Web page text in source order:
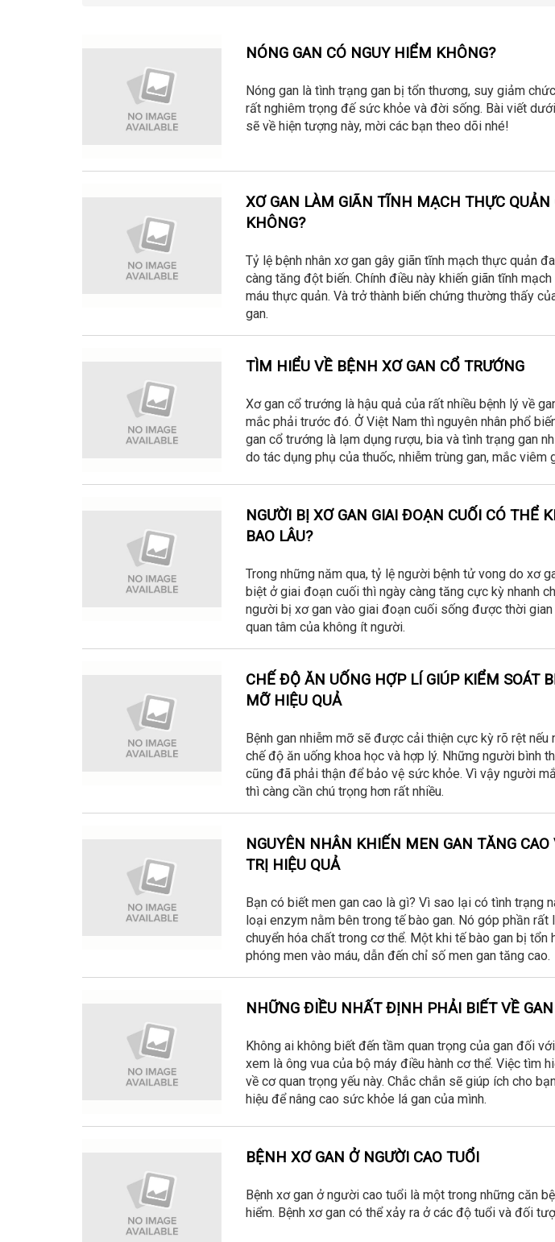
NÓNG GAN CÓ NGUY HIỂM KHÔNG?
Nóng gan là tình trạng gan bị tổn thương, suy giảm
rất nghiêm trọng đế sức khỏe và đời sống. Bài viết
sẽ về hiện tượng này, mời các bạn theo dõi nhé!
XƠ GAN LÀM GIÃN TĨNH MẠCH THỰC QUẢN
KHÔNG?
Tỷ lệ bệnh nhân xơ gan gây giãn tĩnh mạch thực quản
càng tăng đột biến. Chính điều này khiến giãn tĩnh
máu thực quản. Và trở thành biến chứng thường thấy
gan.
TÌM HIỂU VỀ BỆNH XƠ GAN CỔ TRƯỚNG
Xơ gan cổ trướng là hậu quả của rất nhiều bệnh lý về
mắc phải trước đó. Ở Việt Nam thì nguyên nhân phổ
gan cổ trướng là lạm dụng rượu, bia và tình trạng gan
do tác dụng phụ của thuốc, nhiễm trùng gan, mắc viêm
NGƯỜI BỊ XƠ GAN GIAI ĐOẠN CUỐI CÓ THỂ
BAO LÂU?
Trong những năm qua, tỷ lệ người bệnh tử vong do xơ
biệt ở giai đoạn cuối thì ngày càng tăng cực kỳ nhanh
người bị xơ gan vào giai đoạn cuối sống được thời gian
quan tâm của không ít người.
CHẾ ĐỘ ĂN UỐNG HỢP LÍ GIÚP KIỂM SOÁT
MỠ HIỆU QUẢ
Bệnh gan nhiễm mỡ sẽ được cải thiện cực kỳ rõ rệt nếu
chế độ ăn uống khoa học và hợp lý. Những người bình
cũng đã phải thận để bảo vệ sức khỏe. Vì vậy người
thì càng cần chú trọng hơn rất nhiều.
NGUYÊN NHÂN KHIẾN MEN GAN TĂNG CAO
TRỊ HIỆU QUẢ
Bạn có biết men gan cao là gì? Vì sao lại có tình trạng
loại enzym nằm bên trong tế bào gan. Nó góp phần rất
chuyển hóa chất trong cơ thể. Một khi tế bào gan bị tổn
phóng men vào máu, dẫn đến chỉ số men gan tăng cao.
NHỮNG ĐIỀU NHẤT ĐỊNH PHẢI BIẾT VỀ GAN
Không ai không biết đến tầm quan trọng của gan đối
xem là ông vua của bộ máy điều hành cơ thể. Việc tìm
về cơ quan trọng yếu này. Chắc chắn sẽ giúp ích cho
hiệu để nâng cao sức khỏe lá gan của mình.
BỆNH XƠ GAN Ở NGƯỜI CAO TUỔI
Bệnh xơ gan ở người cao tuổi là một trong những căn
hiểm. Bệnh xơ gan có thể xảy ra ở các độ tuổi và đối